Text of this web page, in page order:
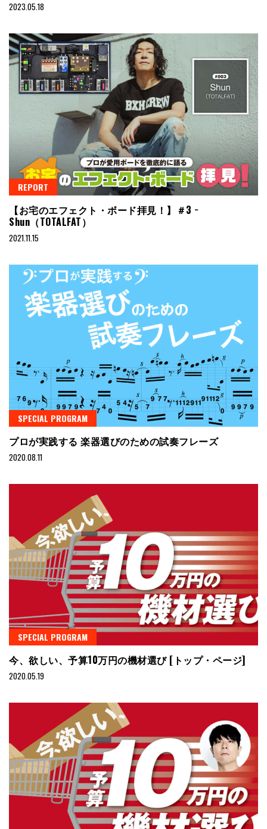
2023.05.18
REPORT
【お宅のエフェクト・ボード拝見！】＃3 −
Shun（TOTALFAT）
2021.11.15
SPECIAL PROGRAM
プロが実践する 楽器選びのための試奏フレーズ
2020.08.11
SPECIAL PROGRAM
今、欲しい、予算10万円の機材選び [トップ・ページ]
2020.05.19